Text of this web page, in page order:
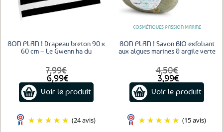
BON PLAN ! Drapeau breton 90 x
60 cm – Le Gwenn ha du
7,99€
Le
prix
initial
6,99€
Le
prix
actuel
Voir le produit
(24 avis)
COSMÉTIQUES PASSION MARINE
BON PLAN ! Savon BIO exfoliant
aux algues marines & argile verte
4,50€
Le
prix
initial
3,99€
Le
prix
actuel
Voir le produit
(15 avis)